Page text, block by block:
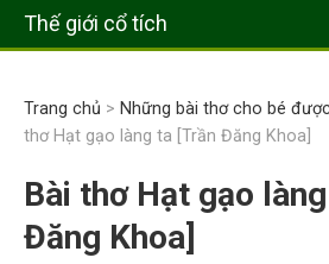
Thế giới cổ tích
Trang chủ > Những bài thơ cho bé
thơ Hạt gạo làng ta [Trần Đăng Khoa]
Bài thơ Hạt gạo
Đăng Khoa]